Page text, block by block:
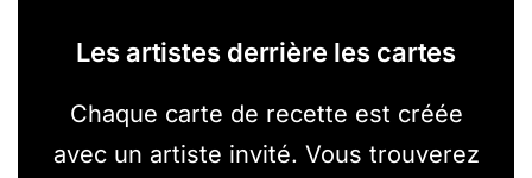
Les artistes derrière les cartes
Chaque carte de recette est créée
avec un artiste invité. Vous trouverez